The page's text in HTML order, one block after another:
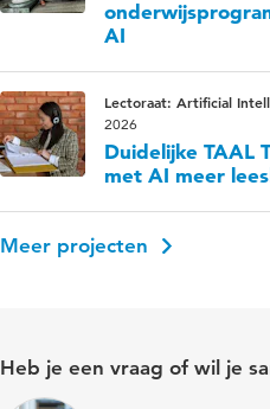
AI
Lectoraat: Artificial
2026
Duidelijke TAAL
met AI meer
Meer projecten
Heb je een vraag of wil je